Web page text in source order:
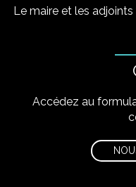
Le maire et les
Accédez au